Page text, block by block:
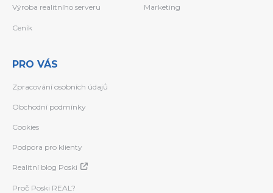
Výroba realitního serveru Marketing
Ceník
PRO VÁS
Zpracování osobních údajů
Obchodní podmínky
Cookies
Podpora pro klienty
Realitní blog Poski
Proč Poski REAL?